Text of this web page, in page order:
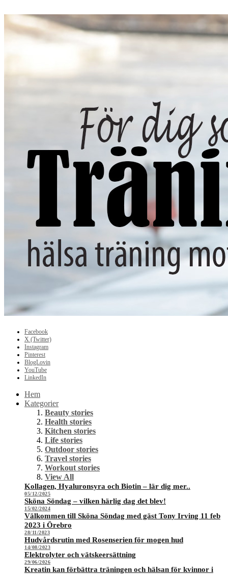
Facebook
X (Twitter)
Instagram
Pinterest
BlogLovin
YouTube
LinkedIn
Hem
Kategorier
Beauty stories
Health stories
Kitchen stories
Life stories
Outdoor stories
Travel stories
Workout stories
View All
Kollagen, Hyaluronsyra och Biotin – lär dig mer..
05/12/2025
Sköna Söndag – vilken härlig dag det blev!
15/02/2024
Välkommen till Sköna Söndag med gäst Tony Irving 11 feb
2023 i Örebro
28/11/2023
Hudvårdsrutin med Rosenserien för mogen hud
14/08/2023
Elektrolyter och vätskeersättning
29/06/2026
Kreatin kan förbättra träningen och hälsan för kvinnor i